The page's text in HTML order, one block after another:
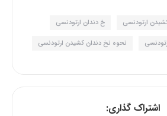
ارتودنسی خ دندان ارتودنسی
نحوه نخ دندان کشیدن ارتودنسی
اشتراک گذاری: